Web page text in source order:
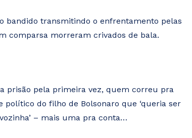
bandido transmitindo o enfrentamento pelas
comparsa morreram crivados de bala.
prisão pela primeira vez, quem correu pra
político do filho de Bolsonaro que ‘queria ser
– mais uma pra conta…